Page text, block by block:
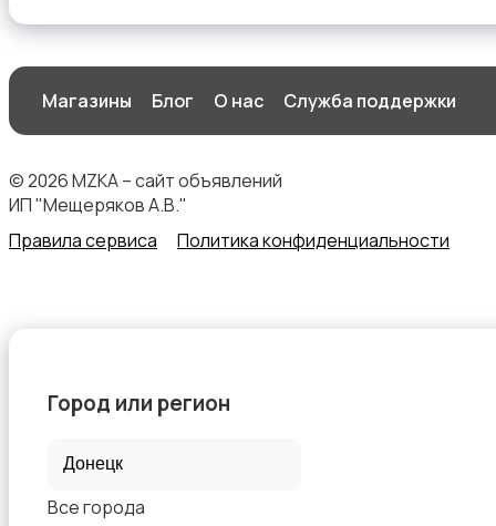
Магазины Блог О нас Служба поддержки
© 2026 MZKA – сайт объявлений
ИП "Мещеряков А.В."
Правила сервиса
Политика конфиденциальности
Город или регион
Все города